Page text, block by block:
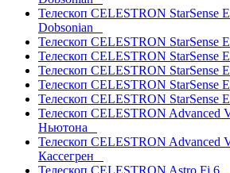
Телескоп CELESTRON StarSense
Dobsonian
Телескоп CELESTRON StarSense
Телескоп CELESTRON StarSense
Телескоп CELESTRON StarSense
Телескоп CELESTRON
Телескоп CELESTRON StarSense
Телескоп CELESTRON Advanced
Ньютона
Телескоп CELESTRON Advanced
Кассегрен
Телескоп CELESTRON Astro Fi 6